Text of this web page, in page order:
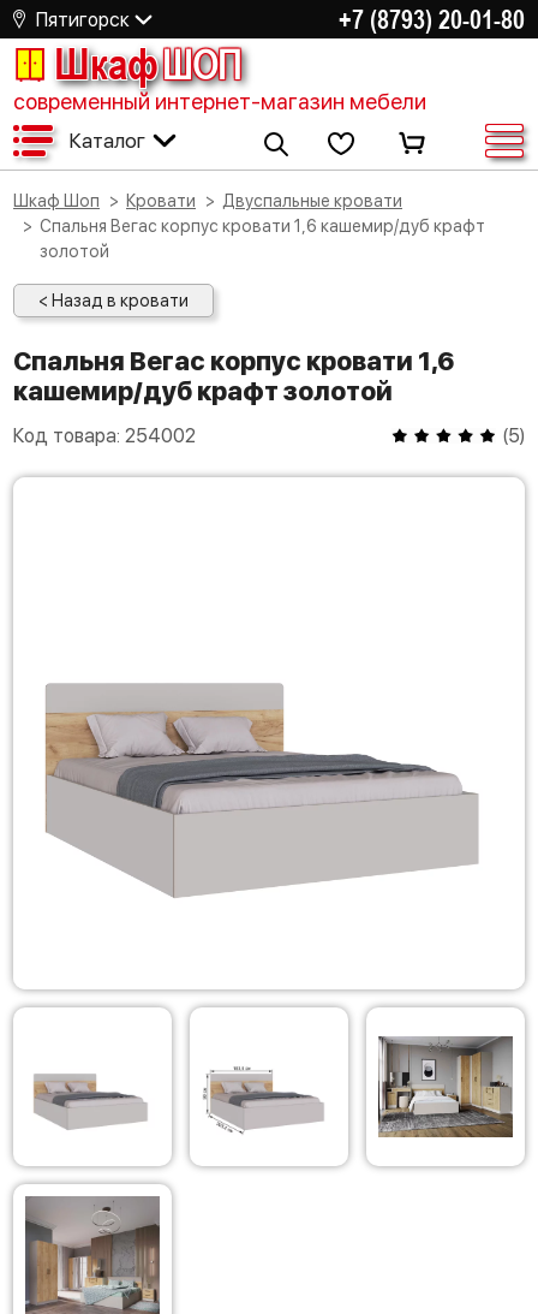
Пятигорск +7 (8793) 20-01-80
ШкафШОП
современный интернет-магазин мебели
Каталог
Шкаф Шоп Кровати
Двуспальные кровати
Спальня Вегас корпус кровати 1,6 кашемир/дуб крафт
золотой
< Назад в кровати
Спальня Вегас корпус кровати 1,6
кашемир/дуб крафт золотой
Код товара: 254002 (5)